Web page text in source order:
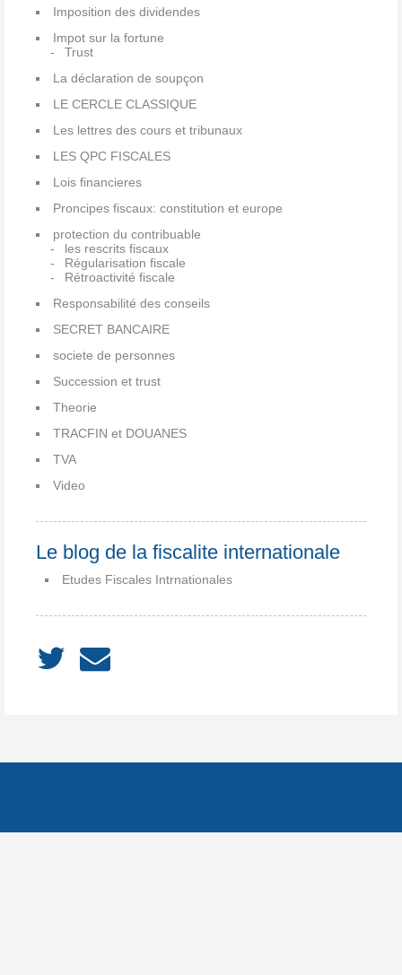
Imposition des dividendes
Impot sur la fortune
Trust
La déclaration de soupçon
LE CERCLE CLASSIQUE
Les lettres des cours et tribunaux
LES QPC FISCALES
Lois financieres
Proncipes fiscaux: constitution et europe
protection du contribuable
les rescrits fiscaux
Régularisation fiscale
Rétroactivité fiscale
Responsabilité des conseils
SECRET BANCAIRE
societe de personnes
Succession et trust
Theorie
TRACFIN et DOUANES
TVA
Video
Le blog de la fiscalite internationale
Etudes Fiscales Intrnationales